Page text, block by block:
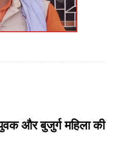
और बुजुर्ग महिला की